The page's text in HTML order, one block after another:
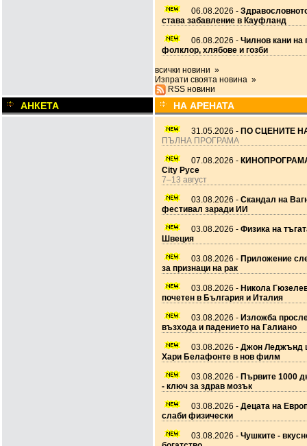
06.08.2026 -
става забавление в Кауфланд
06.08.2026 - Чилнов кани на
фолклор, хлябове и гозби
всички новини »
Изпрати своята новина »
RSS новини
АНКЕТА НА АРЕНАТА
31.05.2026 - ПО СЦЕНИТЕ
ПЪЛНА ПРОГРАМА
07.08.2026 -
City Русе
7–13 август
03.08.2026 - Скандал на
фестивал заради ИИ
03.08.2026 - Физика на
Швеция
03.08.2026 - Приложение
за признаци на рак
03.08.2026 - Никола
почетен в България и Италия
03.08.2026 - Изложба
възхода и падението на Галиано
03.08.2026 - Джон Леджънд
Хари Белафонте в нов филм
03.08.2026 - Първите 1000
- ключ за здрав мозък
03.08.2026 - Децата на
слаби физически
03.08.2026 - Чушките -